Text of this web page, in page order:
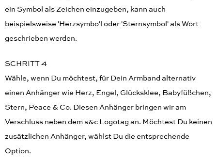
ein Symbol als Zeichen einzugeben, kann auch
beispielsweise 'Herzsymbo'l oder 'Sternsymbol' als Wort
geschrieben werden.
SCHRITT 4
Wähle, wenn Du möchtest, für Dein Armband alternativ
einen Anhänger wie Herz, Engel, Glücksklee, Babyfüßchen,
Stern, Peace & Co. Diesen Anhänger bringen wir am
Verschluss neben dem s&c Logotag an. Möchtest Du keinen
zusätzlichen Anhänger, wählst Du die entsprechende
Option.